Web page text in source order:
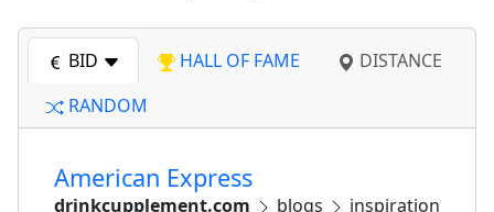
BID HALL OF FAME
DISTANCE
RANDOM
American Express
drinkcupplement.com blogs
inspiration